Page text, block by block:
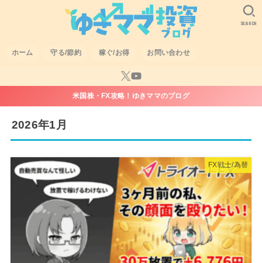
ホーム 守る/節約 稼ぐ/お得 お問い合わせ
SEARCH
米国株・FX攻略！ゆきママのブログ
2026年1月
FX戦士/為替